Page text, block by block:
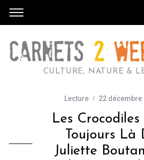
CULTURE, NATURE &
Lecture 22 décembre
Les Crocodiles
Toujours Là
Juliette